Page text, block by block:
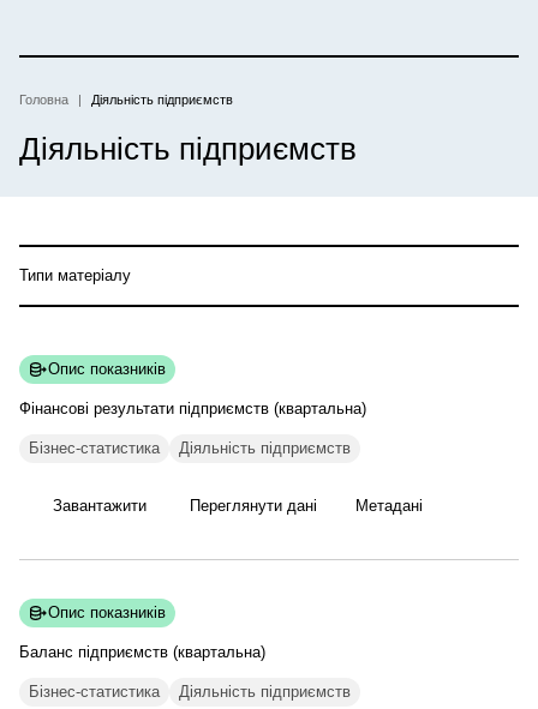
основного
Рядок
навіґації
Головна Діяльність підприємств
Діяльність підприємств
Типи матеріалу
Опис показників
Фінансові результати підприємств (квартальна)
Бізнес-статистика Діяльність підприємств
Завантажити Переглянути дані Метадані
Опис показників
Баланс підприємств (квартальна)
Бізнес-статистика Діяльність підприємств